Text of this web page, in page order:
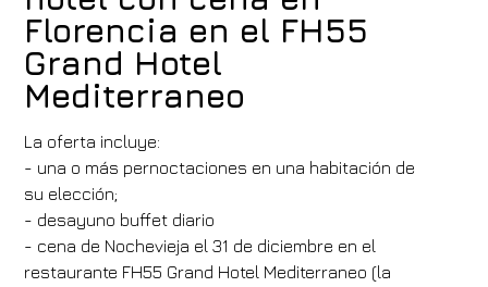
Florencia en el FH55
Grand Hotel
Mediterraneo
La oferta incluye:
- una o más pernoctaciones en una habitación de
su elección;
- desayuno buffet diario
- cena de Nochevieja el 31 de diciembre en el
restaurante FH55 Grand Hotel Mediterraneo (la